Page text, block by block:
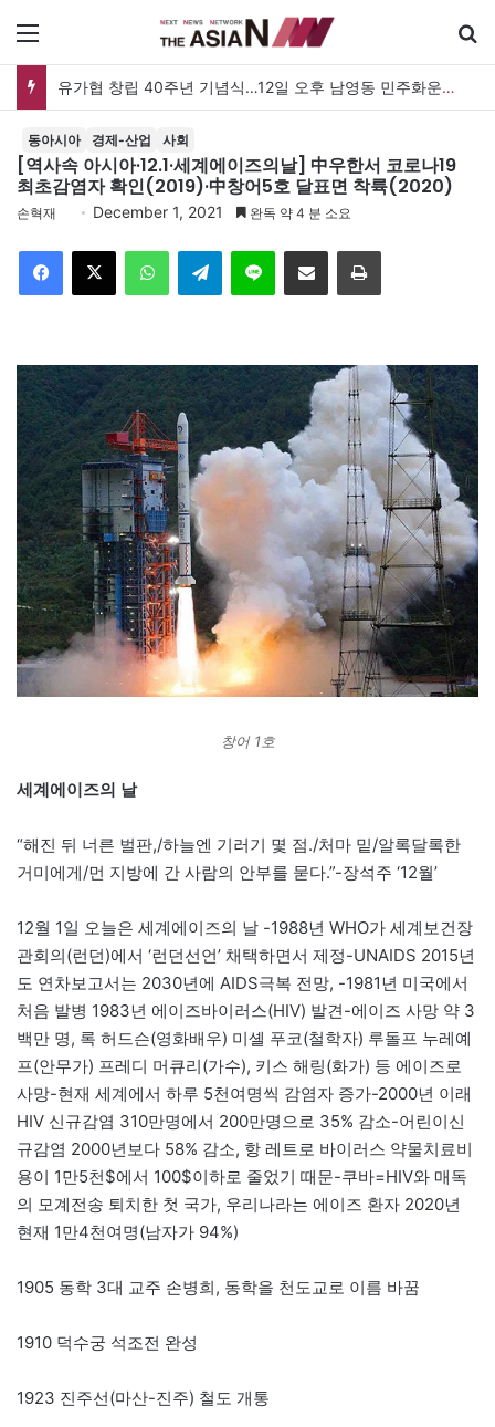
유가협 창립 40주년 기념식…12일 오후 남영동 민주화운동기념관
동아시아 경제-산업 사회
[역사속 아시아·12.1·세계에이즈의날] 中우한서 코로나19
최초감염자 확인(2019)·中창어5호 달표면 착륙(2020)
손혁재 December 1, 2021 완독 약 4 분 소요
Telegram 이메일
창어 1호
세계에이즈의 날
“해진 뒤 너른 벌판,/하늘엔 기러기 몇 점./처마 밑/알록달록한
거미에게/먼 지방에 간 사람의 안부를 묻다.”-장석주 ‘12월’
12월 1일 오늘은 세계에이즈의 날 -1988년 WHO가 세계보건장
관회의(런던)에서 ‘런던선언’ 채택하면서 제정-UNAIDS 2015년
도 연차보고서는 2030년에 AIDS극복 전망, -1981년 미국에서
처음 발병 1983년 에이즈바이러스(HIV) 발견-에이즈 사망 약 3
백만 명, 록 허드슨(영화배우) 미셸 푸코(철학자) 루돌프 누레예
프(안무가) 프레디 머큐리(가수), 키스 해링(화가) 등 에이즈로
사망-현재 세계에서 하루 5천여명씩 감염자 증가-2000년 이래
HIV 신규감염 310만명에서 200만명으로 35% 감소-어린이신
규감염 2000년보다 58% 감소, 항 레트로 바이러스 약물치료비
용이 1만5천$에서 100$이하로 줄었기 때문-쿠바=HIV와 매독
의 모계전송 퇴치한 첫 국가, 우리나라는 에이즈 환자 2020년
현재 1만4천여명(남자가 94%)
1905 동학 3대 교주 손병희, 동학을 천도교로 이름 바꿈
1910 덕수궁 석조전 완성
1923 진주선(마산-진주) 철도 개통